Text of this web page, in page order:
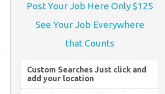
Post Your Job Here Only $125
See Your Job Everywhere
that Counts
Custom Searches Just click and
add your location